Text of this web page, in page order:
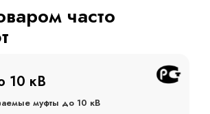
часто
10 кВ
муфты до 10 кВ